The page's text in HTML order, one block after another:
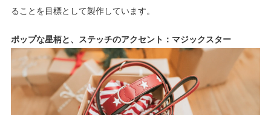
ることを目標として製作しています。
ポップな星柄と、ステッチのアクセント：マジックスター